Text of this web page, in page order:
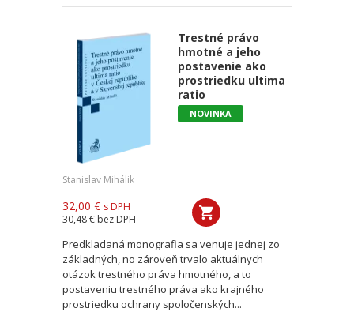
Trestné právo
hmotné a jeho
postavenie ako
prostriedku ultima
ratio
NOVINKA
Stanislav Mihálik
32,00 € s DPH
30,48 € bez DPH
Predkladaná monografia sa venuje jednej zo
základných, no zároveň trvalo aktuálnych
otázok trestného práva hmotného, a to
postaveniu trestného práva ako krajného
prostriedku ochrany spoločenských...